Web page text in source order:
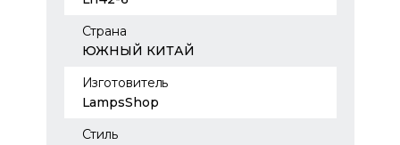
Страна
ЮЖНЫЙ КИТАЙ
Изготовитель
LampsShop
Стиль